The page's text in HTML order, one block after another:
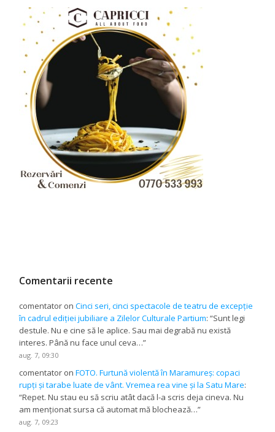
Comentarii recente
comentator onCinci seri, cinci spectacole de teatru de excepție
în cadrul ediției jubiliare a Zilelor Culturale Partium: “Sunt legi
destule. Nu e cine să le aplice. Sau mai degrabă nu există
interes. Până nu face unul ceva…”
aug. 7, 09:30
comentator onFOTO. Furtună violentă în Maramureș: copaci
rupți și tarabe luate de vânt. Vremea rea vine și la Satu Mare:
“Repet. Nu stau eu să scriu atât dacă l-a scris deja cineva. Nu
am menționat sursa că automat mă blochează…”
aug. 7, 09:23